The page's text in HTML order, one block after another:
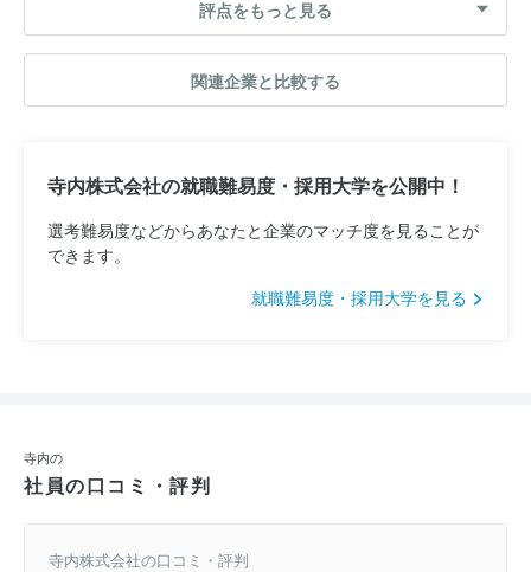
評点をもっと見る
関連企業と比較する
寺内株式会社の就職難易度・採用大学を公開中！
選考難易度などからあなたと企業のマッチ度を見ることが
できます。
就職難易度・採用大学を見る
寺内の
社員の口コミ・評判
寺内株式会社の口コミ・評判